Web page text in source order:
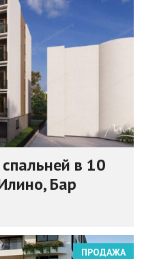
в 10
Бар
ПРОДАЖА